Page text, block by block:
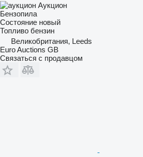
Аукцион
Бензопила
Состояние новый
Топливо бензин
Великобритания, Leeds
Euro Auctions GB
Связаться с продавцом